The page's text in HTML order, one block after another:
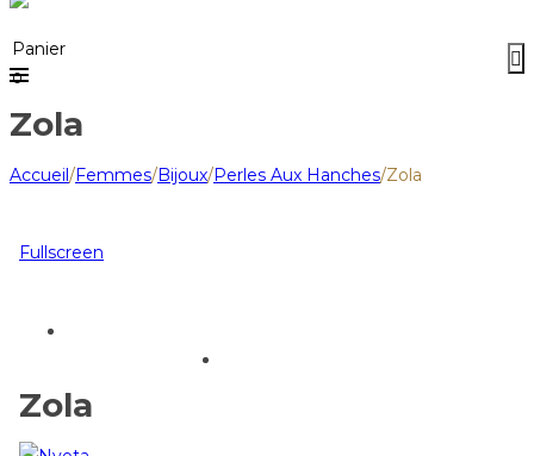
Panier
0
Zola
Accueil/Femmes/Bijoux/Perles Aux Hanches/Zola
Fullscreen
Zola